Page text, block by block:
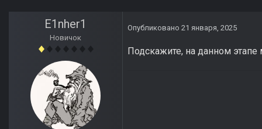
E1nher1
Новичок
Опубликовано 21 января, 2025
Подскажите, на данном